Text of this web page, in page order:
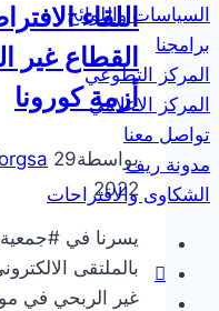
السياسات واللوائح
برامجنا
المركز التطوعي
المركز الاعلامي
تواصل معنا
مدونة ريف
الشكاوى والاقتراحات
اللقاء
القطاع غير
أزمة كورونا
بواسطة29 مارس، 2020
2022
يسرنا في
بالملتقى
غير الربحي في